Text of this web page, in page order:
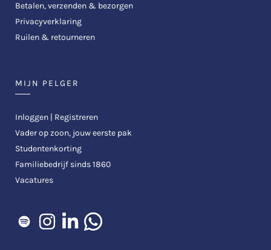
Betalen, verzenden & bezorgen
Privacyverklaring
Ruilen & retourneren
MIJN PELGER
Inloggen | Registreren
Vader op zoon, jouw eerste pak
Studentenkorting
Familiebedrijf sinds 1860
Vacatures